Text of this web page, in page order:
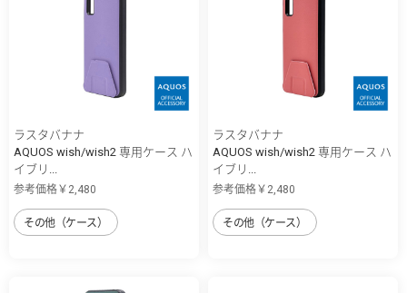
ラスタバナナ
AQUOS wish/wish2 専用ケース ハ
イブリ...
参考価格￥2,480
その他（ケース）
ラスタバナナ
AQUOS wish/wish2 専用ケース ハ
イブリ...
参考価格￥2,480
その他（ケース）